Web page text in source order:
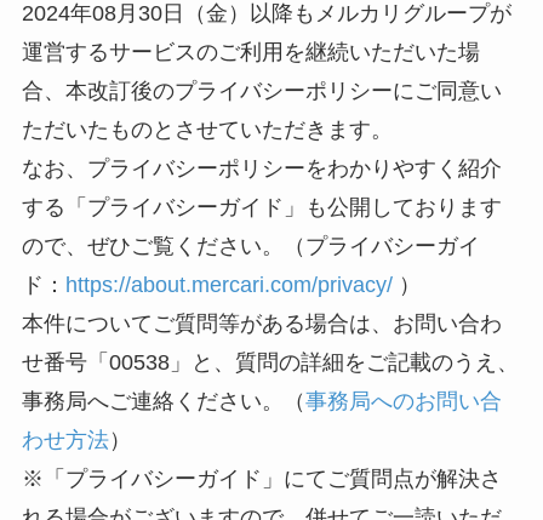
2024年08月30日（金）以降もメルカリグループが
運営するサービスのご利用を継続いただいた場
合、本改訂後のプライバシーポリシーにご同意い
ただいたものとさせていただきます。
なお、プライバシーポリシーをわかりやすく紹介
する「プライバシーガイド」も公開しております
ので、ぜひご覧ください。
（プライバシーガイ
ド： https://about.mercari.com/privacy/）
本件についてご質問等がある場合は、お問い合わ
せ番号「 00538」と、質問の詳細をご記載のうえ、
事務局へご連絡ください。（事務局へのお問い合
わせ方法）
※「 プライバシーガイド 」にてご質問点が解決さ